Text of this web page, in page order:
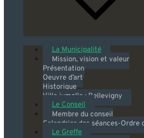
La Municipalité
Mission, vision et valeur
Présentation
Oeuvre d’art
Historique
Ville jumelle : Bellevigny
Le Conseil
Membre du conseil
Calendrier des séances-Ordre
Le Greffe